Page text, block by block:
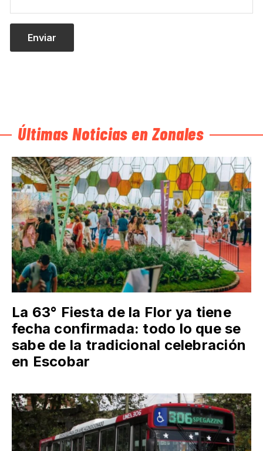
Últimas Noticias en Zonales
La 63° Fiesta de la Flor ya tiene
fecha confirmada: todo lo que se
sabe de la tradicional celebración
en Escobar